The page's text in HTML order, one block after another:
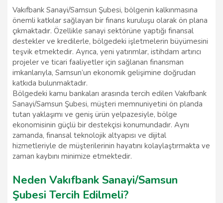
Vakıfbank Sanayi/Samsun Şubesi, bölgenin kalkınmasına
önemli katkılar sağlayan bir finans kuruluşu olarak ön plana
çıkmaktadır. Özellikle sanayi sektörüne yaptığı finansal
destekler ve kredilerle, bölgedeki işletmelerin büyümesini
teşvik etmektedir. Ayrıca, yeni yatırımlar, istihdam artırıcı
projeler ve ticari faaliyetler için sağlanan finansman
imkanlarıyla, Samsun’un ekonomik gelişimine doğrudan
katkıda bulunmaktadır.
Bölgedeki kamu bankaları arasında tercih edilen Vakıfbank
Sanayi/Samsun Şubesi, müşteri memnuniyetini ön planda
tutan yaklaşımı ve geniş ürün yelpazesiyle, bölge
ekonomisinin güçlü bir destekçisi konumundadır. Aynı
zamanda, finansal teknolojik altyapısı ve dijital
hizmetleriyle de müşterilerinin hayatını kolaylaştırmakta ve
zaman kaybını minimize etmektedir.
Neden Vakıfbank Sanayi/Samsun
Şubesi Tercih Edilmeli?